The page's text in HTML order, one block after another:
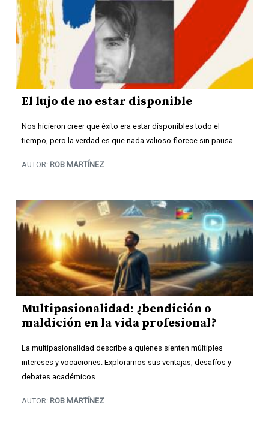
El lujo de no estar disponible
Nos hicieron creer que éxito era estar disponibles todo el
tiempo, pero la verdad es que nada valioso florece sin pausa.
AUTOR: ROB MARTÍNEZ
Multipasionalidad: ¿bendición o
maldición en la vida profesional?
La multipasionalidad describe a quienes sienten múltiples
intereses y vocaciones. Exploramos sus ventajas, desafíos y
debates académicos.
AUTOR: ROB MARTÍNEZ